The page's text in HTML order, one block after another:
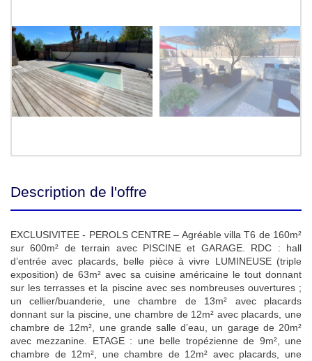
Description de l'offre
EXCLUSIVITEE - PEROLS CENTRE – Agréable villa T6 de 160m²
sur 600m² de terrain avec PISCINE et GARAGE. RDC : hall
d’entrée avec placards, belle pièce à vivre LUMINEUSE (triple
exposition) de 63m² avec sa cuisine américaine le tout donnant
sur les terrasses et la piscine avec ses nombreuses ouvertures ;
un cellier/buanderie, une chambre de 13m² avec placards
donnant sur la piscine, une chambre de 12m² avec placards, une
chambre de 12m², une grande salle d’eau, un garage de 20m²
avec mezzanine. ETAGE : une belle tropézienne de 9m², une
chambre de 12m², une chambre de 12m² avec placards, une